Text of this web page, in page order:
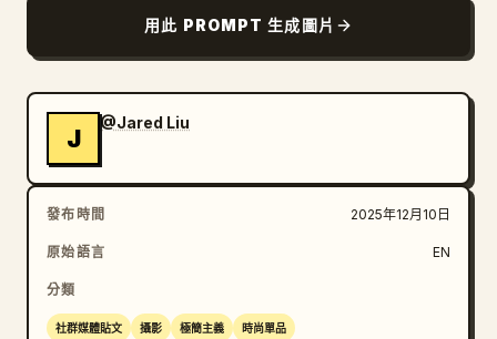
用此 PROMPT 生成圖片
J
@Jared Liu
發布時間 2025年12月10日
原始語言 EN
分類
社群媒體貼文 攝影 極簡主義 時尚單品